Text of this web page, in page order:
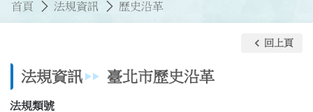
首頁 法規資訊 歷史沿革
法規資訊 臺北市歷史沿革
keyboard_arrow_left 回上頁
法規類號